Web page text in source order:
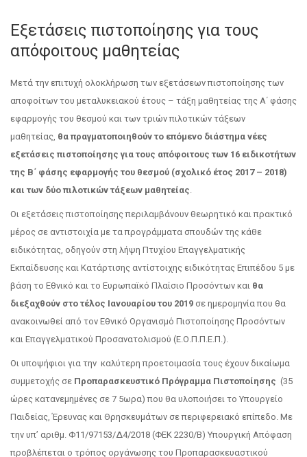
Εξετάσεις πιστοποίησης για τους
απόφοιτους μαθητείας
Μετά την επιτυχή ολοκλήρωση των εξετάσεων πιστοποίησης των
αποφοίτων του μεταλυκειακού έτους – τάξη μαθητείας της Α΄ φάσης
εφαρμογής του θεσμού και των τριών πιλοτικών τάξεων
μαθητείας, θα πραγματοποιηθούν το επόμενο διάστημα νέες
εξετάσεις πιστοποίησης για τους απόφοιτους των 16 ειδικοτήτων
της Β΄ φάσης εφαρμογής του θεσμού (σχολικό έτος 2017 – 2018)
και των δύο πιλοτικών τάξεων μαθητείας.
Οι εξετάσεις πιστοποίησης περιλαμβάνουν θεωρητικό και πρακτικό
μέρος σε αντιστοιχία με τα προγράμματα σπουδών της κάθε
ειδικότητας, οδηγούν στη λήψη Πτυχίου Επαγγελματικής
Εκπαίδευσης και Κατάρτισης αντίστοιχης ειδικότητας Επιπέδου 5 με
βάση το Εθνικό και το Ευρωπαϊκό Πλαίσιο Προσόντων και θα
διεξαχθούν στο τέλος Ιανουαρίου του 2019 σε ημερομηνία που θα
ανακοινωθεί από τον Εθνικό Οργανισμό Πιστοποίησης Προσόντων
και Επαγγελματικού Προσανατολισμού (Ε.Ο.Π.Π.Ε.Π.).
Οι υποψήφιοι για την καλύτερη προετοιμασία τους έχουν δικαίωμα
συμμετοχής σε Προπαρασκευστικό Πρόγραμμα Πιστοποίησης (35
ώρες κατανεμημένες σε 7 5ωρα) που θα υλοποιήσει το Υπουργείο
Παιδείας, Έρευνας και Θρησκευμάτων σε περιφερειακό επίπεδο. Με
την υπ’ αριθμ. Φ11/97153/Δ4/2018 (ΦΕΚ 2230/Β) Υπουργική Απόφαση
προβλέπεται ο τρόπος οργάνωσης του Προπαρασκευαστικού